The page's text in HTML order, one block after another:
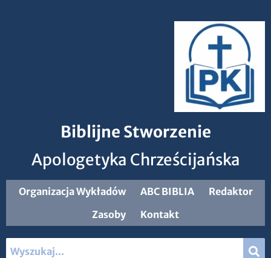
Biblijne Stworzenie
Apologetyka Chrześcijańska
Organizacja Wykładów ABC BIBLIA
Redaktor
Zasoby
Kontakt